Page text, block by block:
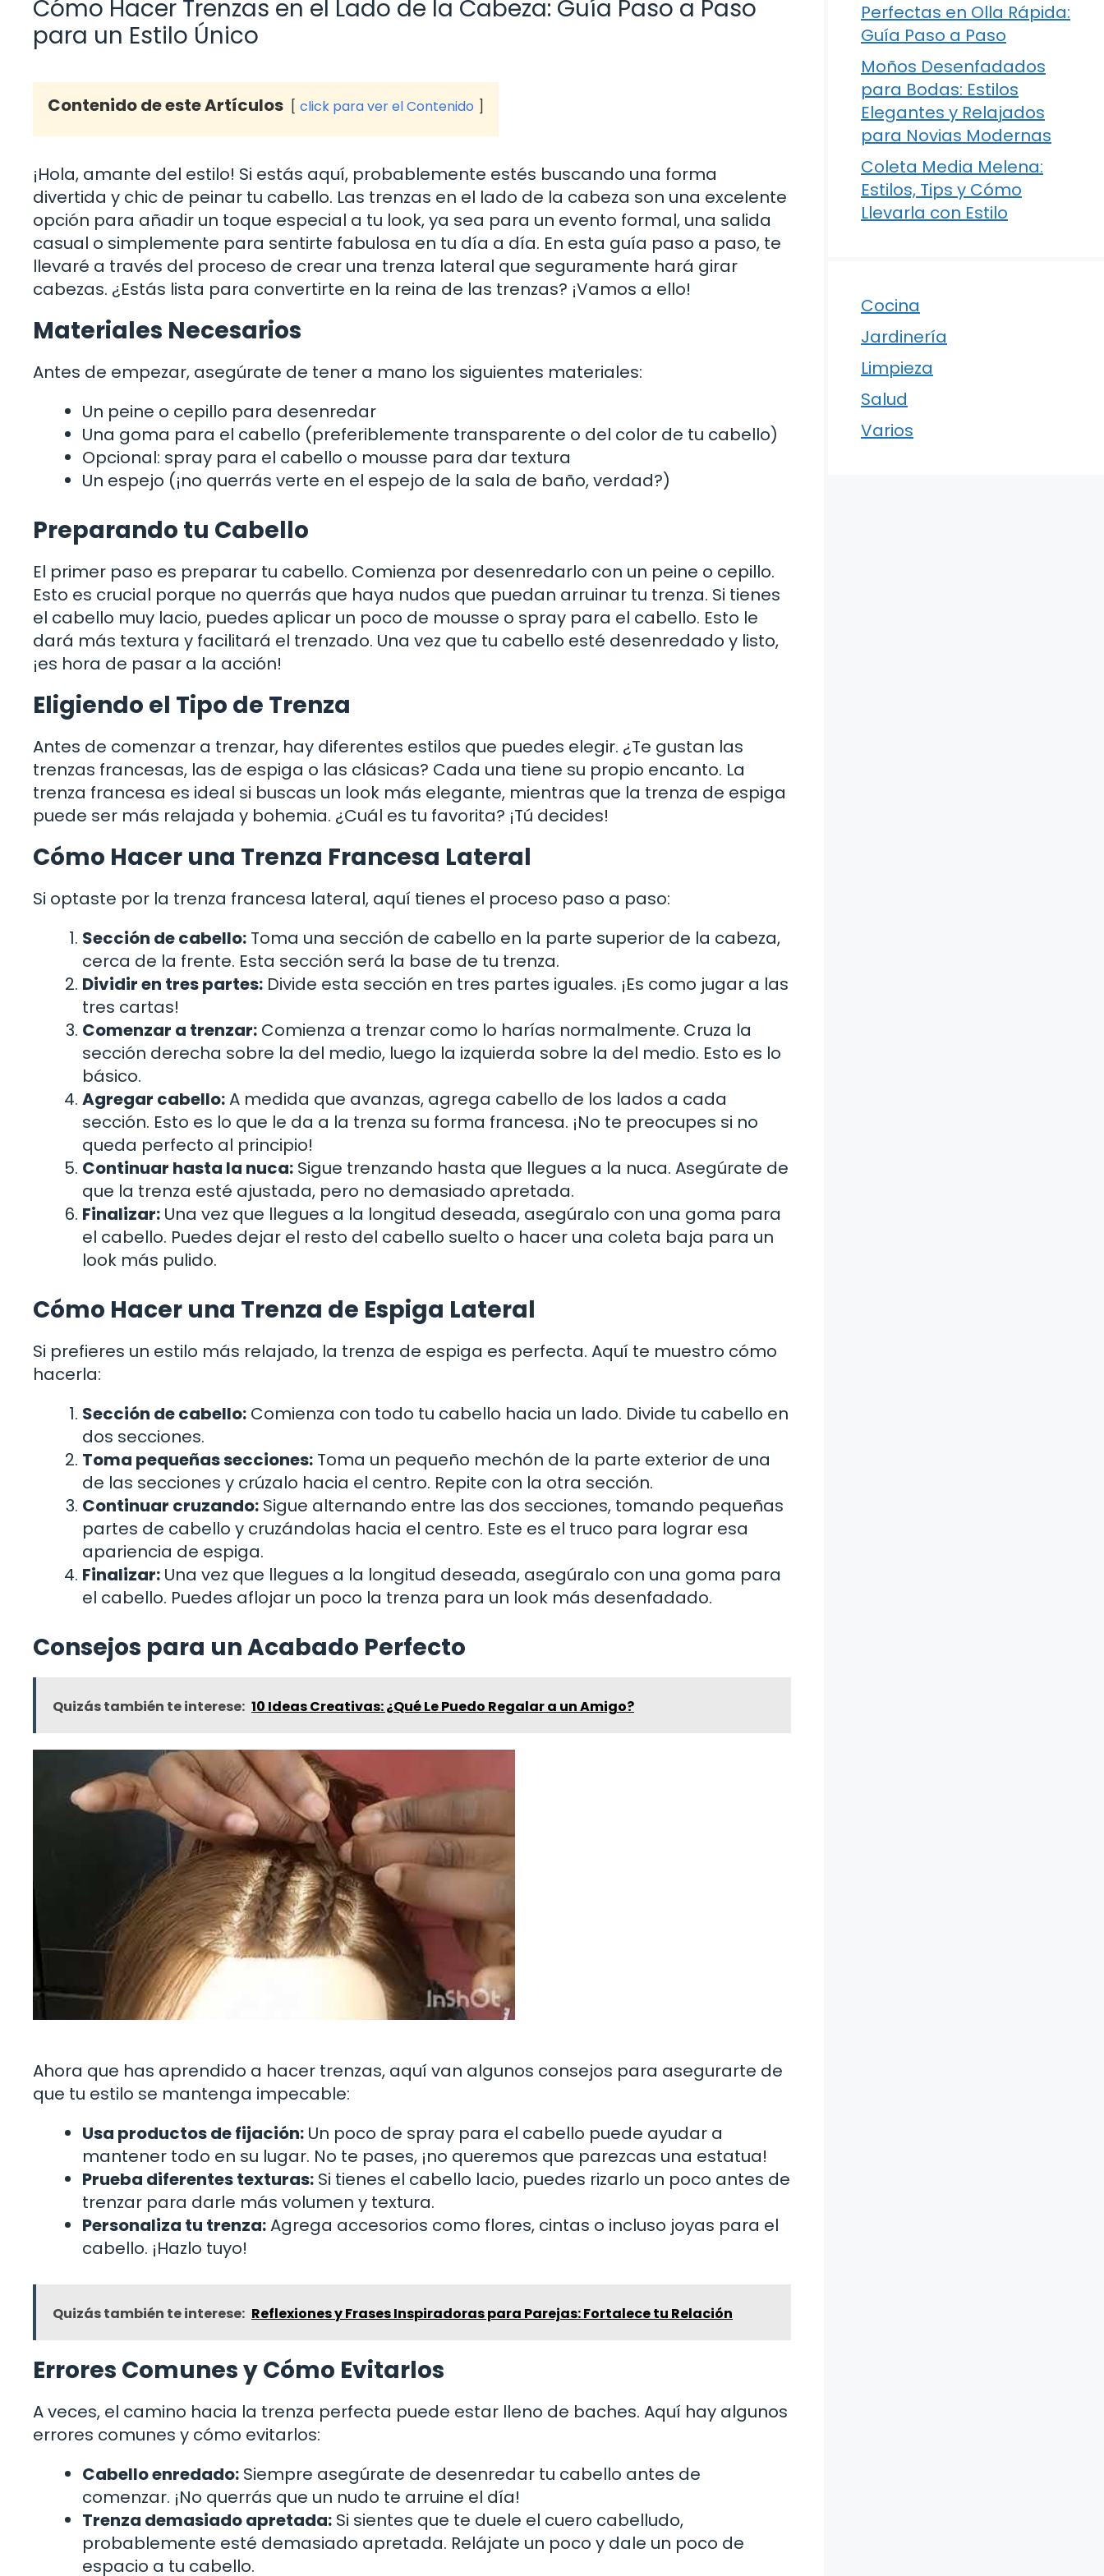
Cómo Hacer Trenzas en el Lado de la Cabeza: Guía Paso a Paso
para un Estilo Único
Contenido de este Artículos click para ver el Contenido
¡Hola, amante del estilo! Si estás aquí, probablemente estés buscando una forma
divertida y chic de peinar tu cabello. Las trenzas en el lado de la cabeza son una excelente
opción para añadir un toque especial a tu look, ya sea para un evento formal, una salida
casual o simplemente para sentirte fabulosa en tu día a día. En esta guía paso a paso, te
llevaré a través del proceso de crear una trenza lateral que seguramente hará girar
cabezas. ¿Estás lista para convertirte en la reina de las trenzas? ¡Vamos a ello!
Materiales Necesarios
Antes de empezar, asegúrate de tener a mano los siguientes materiales:
Un peine o cepillo para desenredar
Una goma para el cabello (preferiblemente transparente o del color de tu cabello)
Opcional: spray para el cabello o mousse para dar textura
Un espejo (¡no querrás verte en el espejo de la sala de baño, verdad?)
Preparando tu Cabello
El primer paso es preparar tu cabello. Comienza por desenredarlo con un peine o cepillo.
Esto es crucial porque no querrás que haya nudos que puedan arruinar tu trenza. Si tienes
el cabello muy lacio, puedes aplicar un poco de mousse o spray para el cabello. Esto le
dará más textura y facilitará el trenzado. Una vez que tu cabello esté desenredado y listo,
¡es hora de pasar a la acción!
Eligiendo el Tipo de Trenza
Antes de comenzar a trenzar, hay diferentes estilos que puedes elegir. ¿Te gustan las
trenzas francesas, las de espiga o las clásicas? Cada una tiene su propio encanto. La
trenza francesa es ideal si buscas un look más elegante, mientras que la trenza de espiga
puede ser más relajada y bohemia. ¿Cuál es tu favorita? ¡Tú decides!
Cómo Hacer una Trenza Francesa Lateral
Si optaste por la trenza francesa lateral, aquí tienes el proceso paso a paso:
Sección de cabello: Toma una sección de cabello en la parte superior de la cabeza,
cerca de la frente. Esta sección será la base de tu trenza.
Dividir en tres partes: Divide esta sección en tres partes iguales. ¡Es como jugar a las
tres cartas!
Comenzar a trenzar: Comienza a trenzar como lo harías normalmente. Cruza la
sección derecha sobre la del medio, luego la izquierda sobre la del medio. Esto es lo
básico.
Agregar cabello:A medida que avanzas, agrega cabello de los lados a cada
sección. Esto es lo que le da a la trenza su forma francesa. ¡No te preocupes si no
queda perfecto al principio!
Continuar hasta la nuca: Sigue trenzando hasta que llegues a la nuca. Asegúrate de
que la trenza esté ajustada, pero no demasiado apretada.
Finalizar: Una vez que llegues a la longitud deseada, asegúralo con una goma para
el cabello. Puedes dejar el resto del cabello suelto o hacer una coleta baja para un
look más pulido.
Cómo Hacer una Trenza de Espiga Lateral
Si prefieres un estilo más relajado, la trenza de espiga es perfecta. Aquí te muestro cómo
hacerla:
Sección de cabello: Comienza con todo tu cabello hacia un lado. Divide tu cabello en
dos secciones.
Toma pequeñas secciones: Toma un pequeño mechón de la parte exterior de una
de las secciones y crúzalo hacia el centro. Repite con la otra sección.
Continuar cruzando: Sigue alternando entre las dos secciones, tomando pequeñas
partes de cabello y cruzándolas hacia el centro. Este es el truco para lograr esa
apariencia de espiga.
Finalizar: Una vez que llegues a la longitud deseada, asegúralo con una goma para
el cabello. Puedes aflojar un poco la trenza para un look más desenfadado.
Consejos para un Acabado Perfecto
Quizás también te interese: 10 Ideas Creativas: ¿Qué Le Puedo Regalar a un Amigo?
Ahora que has aprendido a hacer trenzas, aquí van algunos consejos para asegurarte de
que tu estilo se mantenga impecable:
Usa productos de fijación: Un poco de spray para el cabello puede ayudar a
mantener todo en su lugar. No te pases, ¡no queremos que parezcas una estatua!
Prueba diferentes texturas: Si tienes el cabello lacio, puedes rizarlo un poco antes de
trenzar para darle más volumen y textura.
Personaliza tu trenza:Agrega accesorios como flores, cintas o incluso joyas para el
cabello. ¡Hazlo tuyo!
Quizás también te interese: Reflexiones y Frases Inspiradoras para Parejas: Fortalece tu Relación
Errores Comunes y Cómo Evitarlos
A veces, el camino hacia la trenza perfecta puede estar lleno de baches. Aquí hay algunos
errores comunes y cómo evitarlos:
Cabello enredado: Siempre asegúrate de desenredar tu cabello antes de
comenzar. ¡No querrás que un nudo te arruine el día!
Trenza demasiado apretada: Si sientes que te duele el cuero cabelludo,
probablemente esté demasiado apretada. Relájate un poco y dale un poco de
espacio a tu cabello.
Perfectas en Olla Rápida:
Guía Paso a Paso
Moños Desenfadados
para Bodas: Estilos
Elegantes y Relajados
para Novias Modernas
Coleta Media Melena:
Estilos, Tips y Cómo
Llevarla con Estilo
Cocina
Jardinería
Limpieza
Salud
Varios